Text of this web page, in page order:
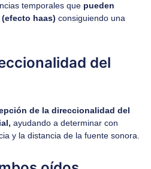
temporales que pueden
haas) consiguiendo una
del
de la direccionalidad del
ayudando a determinar con
y la distancia de la fuente sonora.